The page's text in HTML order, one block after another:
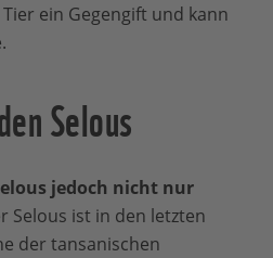
ein Gegengift und kann
Selous
jedoch nicht nur
Selous ist in den letzten
der tansanischen